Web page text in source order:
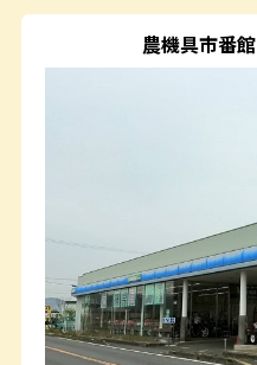
農機具市番館